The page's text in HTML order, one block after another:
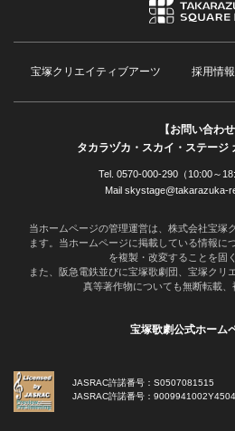
宝塚クリエイティブアーツ 採用情報
【お問い合わせ
タカラヅカ・スカイ・ステージ
Tel. 0570-000-290（10:00～
Mail skystage@takarazuka-
当ホームページの管理運営は、株式会社宝塚
ます。当ホームページに掲載している情報に
を複製・改変することを固
また、阪急電鉄並びに宝塚歌劇団、宝塚クリ
真等著作物についても無断転載、
宝塚歌劇公式ホーム
JASRAC許諾番号：S0507081515
JASRAC許諾番号：